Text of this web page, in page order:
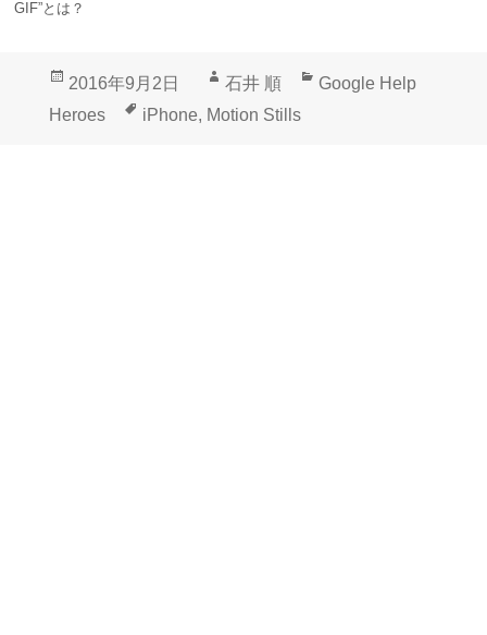
GIF”とは？
投
稿
2016年9月2日
作
成
石井 順
カ
Google Help
Heroes
タ
iPhone, Motion Stills